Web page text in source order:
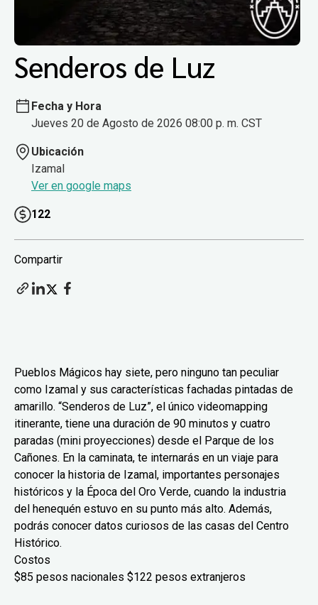
Senderos de Luz
Fecha y Hora
Jueves 20 de Agosto de 2026 08:00 p. m. CST
Ubicación
Izamal
Ver en google maps
122
Compartir
Pueblos Mágicos hay siete, pero ninguno tan peculiar
como Izamal y sus características fachadas pintadas de
amarillo. “Senderos de Luz”, el único videomapping
itinerante, tiene una duración de 90 minutos y cuatro
paradas (mini proyecciones) desde el Parque de los
Cañones. En la caminata, te internarás en un viaje para
conocer la historia de Izamal, importantes personajes
históricos y la Época del Oro Verde, cuando la industria
del henequén estuvo en su punto más alto. Además,
podrás conocer datos curiosos de las casas del Centro
Histórico.
Costos
$85 pesos nacionales $122 pesos extranjeros